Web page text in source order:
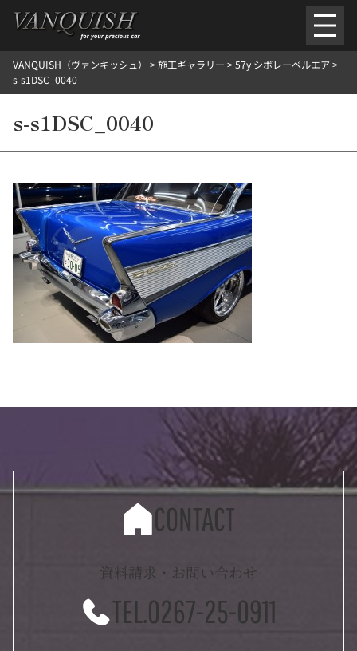
を
ごあいさつ会社案内施工環境紹介所在地
ご提供メニュー
外装のガラスコーティング施工料金
ヘッドライトクリーニング施工料金
樹脂・メッシュパーツコーティング施工料金
施工ギャラリー
PICKUPNOSTALGIC
お客さまの声お問い合わせ施工のご予約
VANQUISH（ヴァンキッシュ） >施工ギャラリー >57y シボレーベルエア >
s-s1DSC_0040
s-s1DSC_0040
CONTACT
資料請求・お問い合わせ
TEL.0267-25-0911